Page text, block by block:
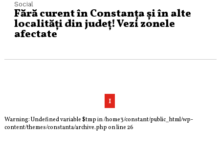
Social
Fără curent în Constanța și în alte
localități din județ! Vezi zonele
afectate
1
Warning: Undefined variable $tmp in/home3/constant/public_html/wp-
content/themes/constanta/archive.phpon line26